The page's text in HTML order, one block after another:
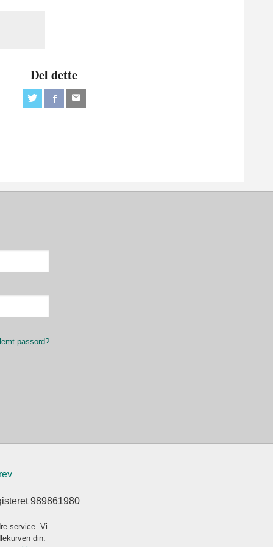
Del dette
passord?
989861980
service. Vi
din.